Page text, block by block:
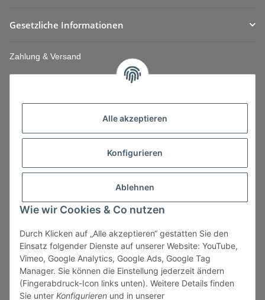
Alle akzeptieren
Konfigurieren
Ablehnen
Wie wir Cookies & Co nutzen
Durch Klicken auf „Alle akzeptieren“ gestatten Sie den
Einsatz folgender Dienste auf unserer Website: YouTube,
Vimeo, Google Analytics, Google Ads, Google Tag
Manager. Sie können die Einstellung jederzeit ändern
(Fingerabdruck-Icon links unten). Weitere Details finden
Sie unter Konfigurieren und in unserer
Gesetzliche Informationen
Zahlung & Versand
Vertrag widerrufen